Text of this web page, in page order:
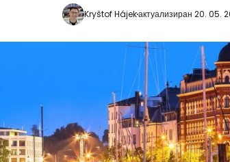
Kryštof Hájekактуализиран 20. 05.